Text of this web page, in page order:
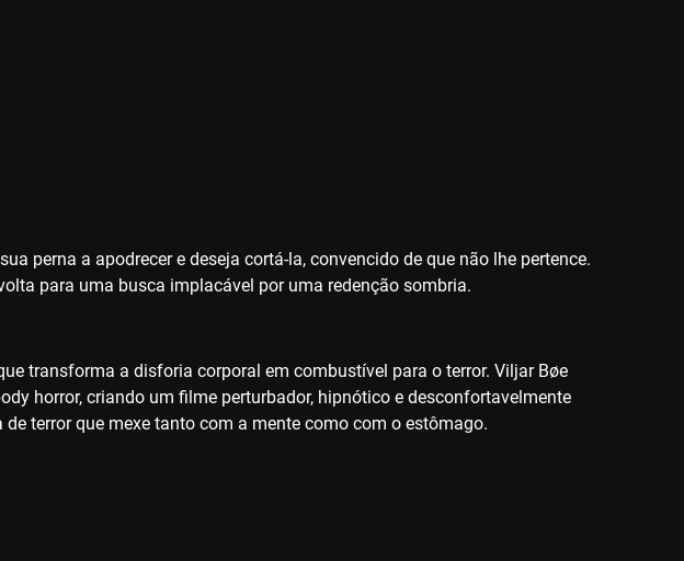
perna a apodrecer e deseja cortá-la, convencido de que não lhe pertence.
para uma busca implacável por uma redenção sombria.
transforma a disforia corporal em combustível para o terror. Viljar Bøe
horror, criando um filme perturbador, hipnótico e desconfortavelmente
terror que mexe tanto com a mente como com o estômago.